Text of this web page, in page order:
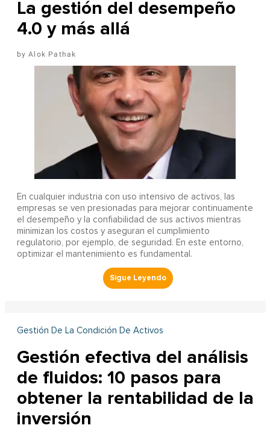
La gestión del desempeño
4.0 y más allá
Alok Pathak
En cualquier industria con uso intensivo de activos, las
empresas se ven presionadas para mejorar continuamente
el desempeño y la confiabilidad de sus activos mientras
minimizan los costos y aseguran el cumplimiento
regulatorio, por ejemplo, de seguridad. En este entorno,
optimizar el mantenimiento es fundamental.
Gestión De La Condición De Activos
Gestión efectiva del análisis
de fluidos: 10 pasos para
obtener la rentabilidad de la
inversión